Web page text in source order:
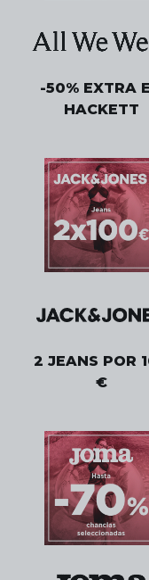
-50% EXTRA
HACKETT
2 JEANS POR
€